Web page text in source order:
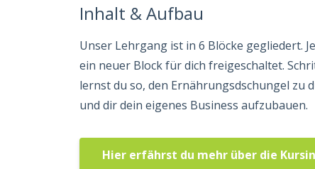
Inhalt & Aufbau
Unser Lehrgang ist in 6 Blöcke gegliedert.
ein neuer Block für dich freigeschaltet.
lernst du so, den Ernährungsdschungel zu
und dir dein eigenes Business aufzubauen.
Hier erfährst du mehr über die